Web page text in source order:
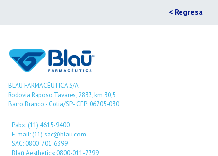
< Regresa
BLAU FARMACÊUTICA S/A
Rodovia Raposo Tavares, 2833, km 30,5
Barro Branco - Cotia/SP - CEP: 06705-030
Pabx: (11) 4615-9400
E-mail: (11) sac@blau.com
SAC: 0800-701-6399
Blaū Aesthetics: 0800-011-7399